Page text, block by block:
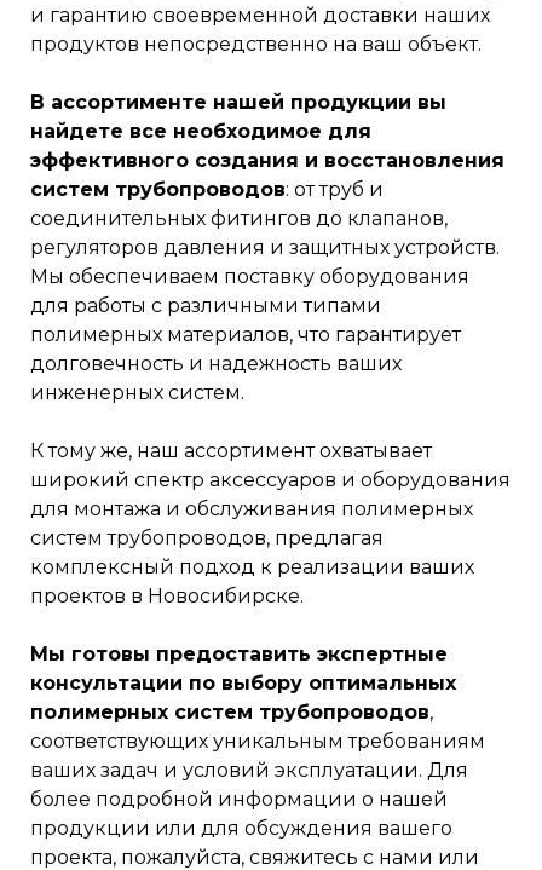
и гарантию своевременной доставки наших
продуктов непосредственно на ваш объект.
В ассортименте нашей продукции вы
найдете все необходимое для
эффективного создания и восстановления
систем трубопроводов: от труб и
соединительных фитингов до клапанов,
регуляторов давления и защитных устройств.
Мы обеспечиваем поставку оборудования
для работы с различными типами
полимерных материалов, что гарантирует
долговечность и надежность ваших
инженерных систем.
К тому же, наш ассортимент охватывает
широкий спектр аксессуаров и оборудования
для монтажа и обслуживания полимерных
систем трубопроводов, предлагая
комплексный подход к реализации ваших
проектов в Новосибирске.
Мы готовы предоставить экспертные
консультации по выбору оптимальных
полимерных систем трубопроводов,
соответствующих уникальным требованиям
ваших задач и условий эксплуатации. Для
более подробной информации о нашей
продукции или для обсуждения вашего
проекта, пожалуйста, свяжитесь с нами или